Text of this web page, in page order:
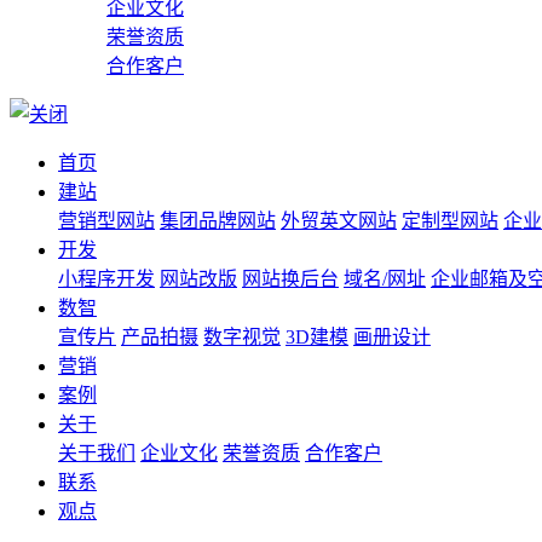
企业文化
荣誉资质
合作客户
首页
建站
营销型网站 集团品牌网站 外贸英文网站 定制型网站 企
开发
小程序开发 网站改版 网站换后台 域名/网址 企业邮箱及
数智
宣传片 产品拍摄 数字视觉 3D建模 画册设计
营销
案例
关于
关于我们
企业文化 荣誉资质 合作客户
联系
观点